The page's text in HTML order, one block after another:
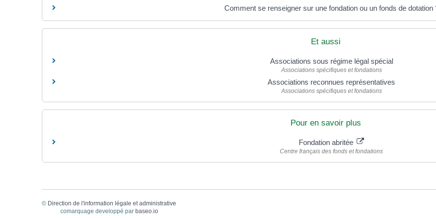
Comment se renseigner sur une fondation ou un fonds de dotation
Et aussi
Associations sous régime légal spécial
Associations spécifiques et fondations
Associations reconnues représentatives
Associations spécifiques et fondations
Pour en savoir plus
Fondation abritée
Centre français des fonds et fondations
© Direction de l'information légale et administrative
comarquage developpé par baseo.io